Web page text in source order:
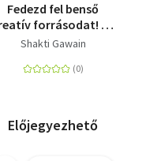
Fedezd fel benső
forrásodat! - A
férfi- és női én, az
élő gyermek
Shakti Gawain
Előjegyezhető